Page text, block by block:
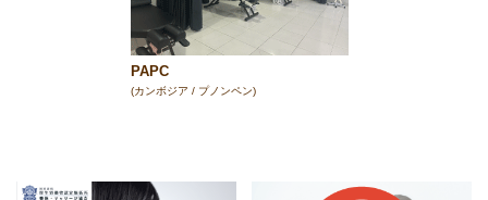
PAPC
(カンボジア / プノンペン)